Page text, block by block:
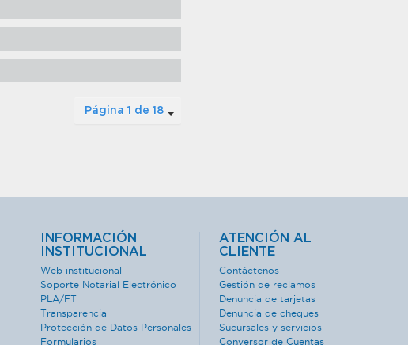
Página 1 de 18
INFORMACIÓN
INSTITUCIONAL
Web institucional
Soporte Notarial Electrónico
PLA/FT
Transparencia
Protección de Datos Personales
Formularios
ATENCIÓN AL
CLIENTE
Contáctenos
Gestión de reclamos
Denuncia de tarjetas
Denuncia de cheques
Sucursales y servicios
Conversor de Cuentas